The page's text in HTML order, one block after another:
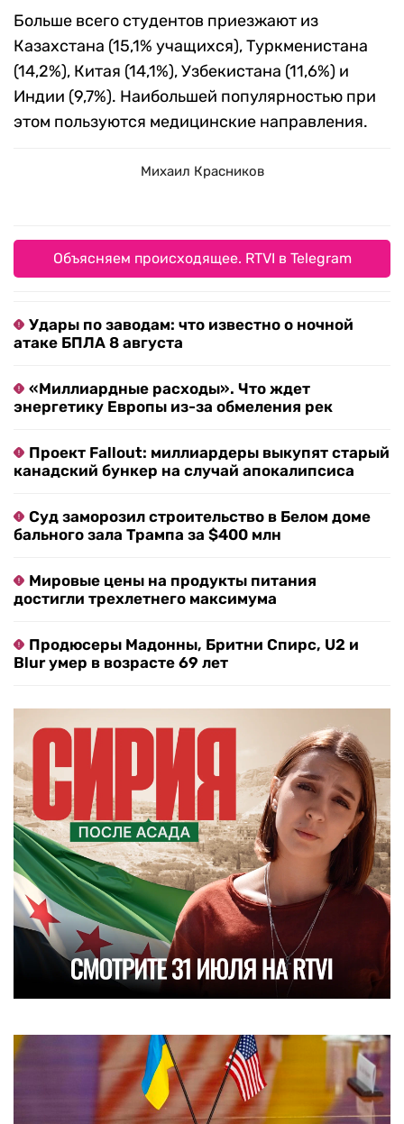
Больше всего студентов приезжают из
Казахстана (15,1% учащихся), Туркменистана
(14,2%), Китая (14,1%), Узбекистана (11,6%) и
Индии (9,7%). Наибольшей популярностью при
этом пользуются медицинские направления.
Михаил Красников
Объясняем происходящее. RTVI в Telegram
Удары по заводам: что известно о ночной
атаке БПЛА 8 августа
«Миллиардные расходы». Что ждет
энергетику Европы из-за обмеления рек
Проект Fallout: миллиардеры выкупят старый
канадский бункер на случай апокалипсиса
Суд заморозил строительство в Белом доме
бального зала Трампа за $400 млн
Мировые цены на продукты питания
достигли трехлетнего максимума
Продюсеры Мадонны, Бритни Спирс, U2 и
Blur умер в возрасте 69 лет